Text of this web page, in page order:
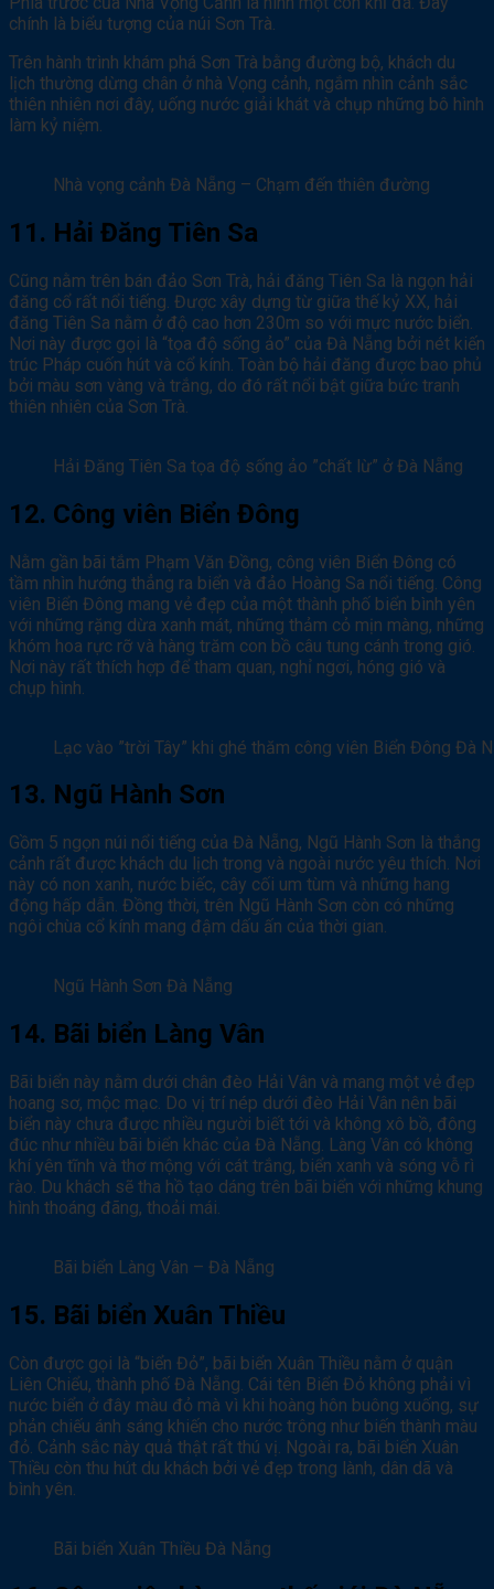
chính là biểu tượng của núi Sơn Trà.
Trên hành trình khám phá Sơn Trà bằng đường bộ, khách du
lịch thường dừng chân ở nhà Vọng cảnh, ngắm nhìn cảnh sắc
thiên nhiên nơi đây, uống nước giải khát và chụp những bô hình
làm kỷ niệm.
Nhà vọng cảnh Đà Nẵng – Chạm đến thiên đường
11. Hải Đăng Tiên Sa
Cũng nằm trên bán đảo Sơn Trà, hải đăng Tiên Sa là ngọn hải
đăng cổ rất nổi tiếng. Được xây dựng từ giữa thế kỷ XX, hải
đăng Tiên Sa nằm ở độ cao hơn 230m so với mực nước biển.
Nơi này được gọi là “tọa độ sống ảo” của Đà Nẵng bởi nét kiến
trúc Pháp cuốn hút và cổ kính. Toàn bộ hải đăng được bao phủ
bởi màu sơn vàng và trắng, do đó rất nổi bật giữa bức tranh
thiên nhiên của Sơn Trà.
Hải Đăng Tiên Sa tọa độ sống ảo ”chất lừ” ở Đà Nẵng
12. Công viên Biển Đông
Nằm gần bãi tắm Phạm Văn Đồng, công viên Biển Đông có
tầm nhìn hướng thẳng ra biển và đảo Hoàng Sa nổi tiếng. Công
viên Biển Đông mang vẻ đẹp của một thành phố biển bình yên
với những rặng dừa xanh mát, những thảm cỏ mịn màng, những
khóm hoa rực rỡ và hàng trăm con bồ câu tung cánh trong gió.
Nơi này rất thích hợp để tham quan, nghỉ ngơi, hóng gió và
chụp hình.
Lạc vào ”trời Tây” khi ghé thăm công viên Biển Đông Đà
13. Ngũ Hành Sơn
Gồm 5 ngọn núi nổi tiếng của Đà Nẵng, Ngũ Hành Sơn là thắng
cảnh rất được khách du lịch trong và ngoài nước yêu thích. Nơi
này có non xanh, nước biếc, cây cối um tùm và những hang
động hấp dẫn. Đồng thời, trên Ngũ Hành Sơn còn có những
ngôi chùa cổ kính mang đậm dấu ấn của thời gian.
Ngũ Hành Sơn Đà Nẵng
14. Bãi biển Làng Vân
Bãi biển này nằm dưới chân đèo Hải Vân và mang một vẻ đẹp
hoang sơ, mộc mạc. Do vị trí nép dưới đèo Hải Vân nên bãi
biển này chưa được nhiều người biết tới và không xô bồ, đông
đúc như nhiều bãi biển khác của Đà Nẵng. Làng Vân có không
khí yên tĩnh và thơ mộng với cát trắng, biển xanh và sóng vỗ rì
rào. Du khách sẽ tha hồ tạo dáng trên bãi biển với những khung
hình thoáng đãng, thoải mái.
Bãi biển Làng Vân – Đà Nẵng
15. Bãi biển Xuân Thiều
Còn được gọi là “biển Đỏ”, bãi biển Xuân Thiều nằm ở quận
Liên Chiểu, thành phố Đà Nẵng. Cái tên Biển Đỏ không phải vì
nước biển ở đây màu đỏ mà vì khi hoàng hôn buông xuống, sự
phản chiếu ánh sáng khiến cho nước trông như biến thành màu
đỏ. Cảnh sắc này quả thật rất thú vị. Ngoài ra, bãi biển Xuân
Thiều còn thu hút du khách bởi vẻ đẹp trong lành, dân dã và
bình yên.
Bãi biển Xuân Thiều Đà Nẵng